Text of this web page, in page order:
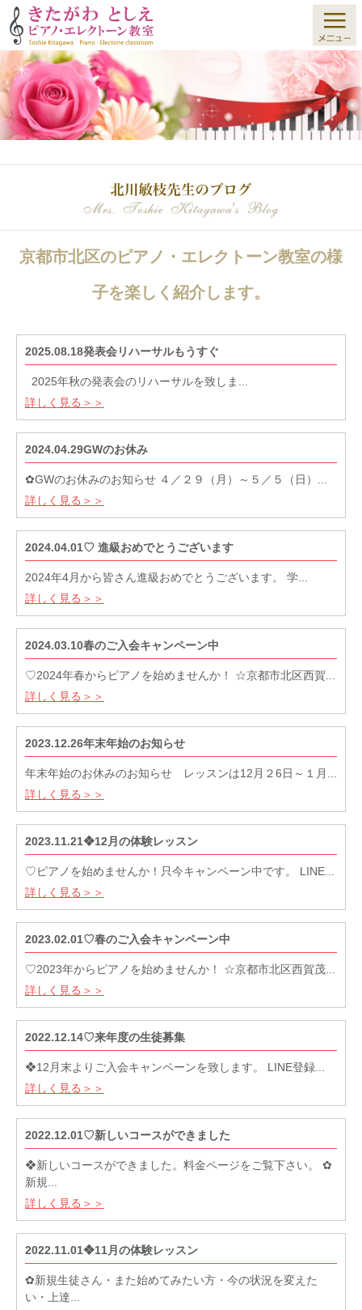
京都市北区のピアノ・エレクトーン教室の様
子を楽しく紹介します。
2025.08.18発表会リハーサルもうすぐ
2025年秋の発表会のリハーサルを致しま...
詳しく見る＞＞
2024.04.29GWのお休み
✿GWのお休みのお知らせ ４／２９（月）～５／５（日）...
詳しく見る＞＞
2024.04.01♡ 進級おめでとうございます
2024年4月から皆さん進級おめでとうございます。 学...
詳しく見る＞＞
2024.03.10春のご入会キャンペーン中
♡2024年春からピアノを始めませんか！ ☆京都市北区西賀...
詳しく見る＞＞
2023.12.26年末年始のお知らせ
年末年始のお休みのお知らせ レッスンは12月２6日～１月...
詳しく見る＞＞
2023.11.21❖12月の体験レッスン
♡ピアノを始めませんか！只今キャンペーン中です。 LINE...
詳しく見る＞＞
2023.02.01♡春のご入会キャンペーン中
♡2023年からピアノを始めませんか！ ☆京都市北区西賀茂...
詳しく見る＞＞
2022.12.14♡来年度の生徒募集
❖12月末よりご入会キャンペーンを致します。 LINE登録...
詳しく見る＞＞
2022.12.01♡新しいコースができました
❖新しいコースができました。料金ページをご覧下さい。 ✿
新規...
詳しく見る＞＞
2022.11.01❖11月の体験レッスン
✿新規生徒さん・また始めてみたい方・今の状況を変えた
い・上達...